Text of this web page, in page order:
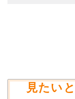
見たい